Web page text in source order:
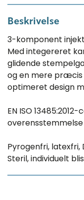
Beskrivelse
3-komponent
Med integereret
glidende
og en mere præcis
optimeret design
EN ISO
Pyrogenfri, latexfri,
Steril, individuelt